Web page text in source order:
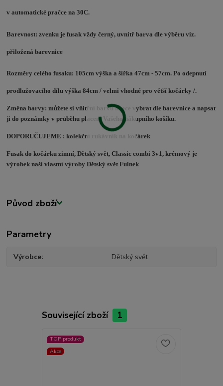
v automatické pračce na 30C.
Barevnost: zvenku je fusak vždy černý, uvnitř barva dle výběru viz.
přiložená barevnice
Rozměry celého fusaku: 105cm výška a šířka 47cm - 57cm. Po odepnutí
prodlužovacího dílu výška 84cm / velmi vhodné pro větší kočárky /.
Změna barvy: můžete si vňitřní barvu fleece vybrat dle barevnice a napsat
ji do poznámky v průběhu placení Vašeho nákupního košíku.
DOPORUČUJEME : kolekční rukávník na kočárek
Fusak do kočárku zimní, Dětský svět, Classic combi 3v1, krémový je
výrobek naší vlastní výroby Dětský svět Fulnek
Původ zboží
Parametry
Výrobce Dětský svět
Související zboží 1
TOP produkt
Akce